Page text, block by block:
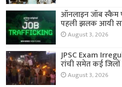
ऑनलाइन जॉब स्कैम
पहली झलक आयी
August 3, 2026
JPSC Exam
रांची समेत कई जिलों
August 3, 2026